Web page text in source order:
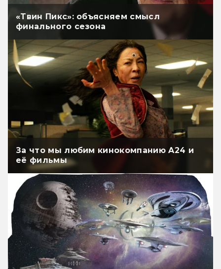
«Твин Пикс»: объясняем смысл
финального сезона
За что мы любим кинокомпанию A24 и
её фильмы